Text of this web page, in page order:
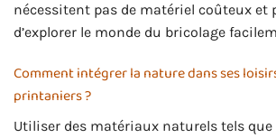
nécessitent pas de matériel coûteux et
d’explorer le monde du bricolage
Comment intégrer la nature dans ses
printaniers ?
Utiliser des matériaux naturels tels que